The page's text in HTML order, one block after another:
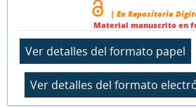
| En Repositorio
Material manuscrito en